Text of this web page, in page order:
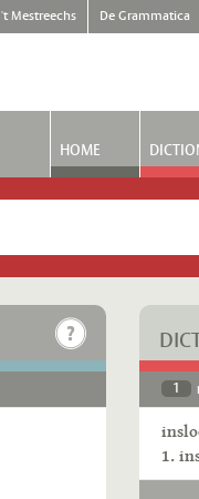
't Mestreechs De Grammatica
HOME
1
1.